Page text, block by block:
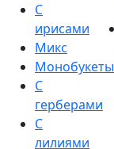
С
ирисами
Микс
Монобукеты
С
герберами
С
лилиями